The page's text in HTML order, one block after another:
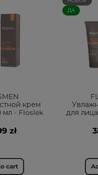
крем
мл - Floslek
zł
cart
ДА
для